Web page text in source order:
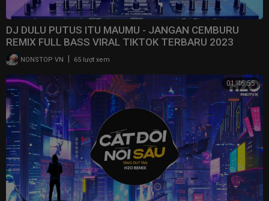
I am so obsessed I want to chop your nkwobi
Love Nwantiti
#CKay #LoveNwantiti #Lyrics
Contact: LatinHypes@gmail.com
DJ DULU PUTUS ITU MAUMU - JANGAN CEMBURU
REMIX FULL BASS VIRAL TIKTOK TERBARU 2023
NONSTOP VN 65 lượt xem
01:46:55